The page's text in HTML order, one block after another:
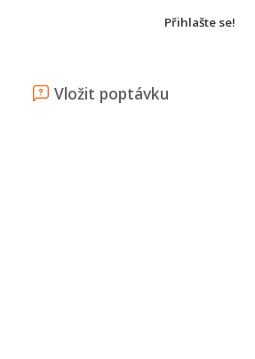
Přihlašte se!
Vložit poptávku